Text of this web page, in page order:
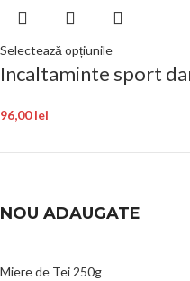
Selectează opțiunile
Incaltaminte sport
96,00lei
NOU ADAUGATE
Miere de Tei 250g